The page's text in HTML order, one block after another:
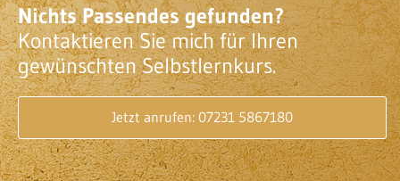
Nichts Passendes gefunden?
Kontaktieren Sie mich für Ihren
gewünschten Selbstlernkurs.
Jetzt anrufen: 07231 5867180